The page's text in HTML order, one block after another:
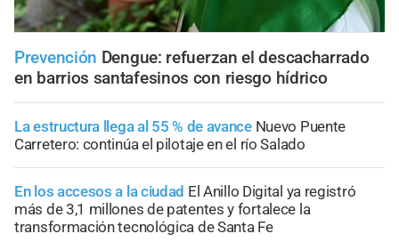
Prevención Dengue: refuerzan el descacharrado
en barrios santafesinos con riesgo hídrico
La estructura llega al 55 % de avance Nuevo Puente
Carretero: continúa el pilotaje en el río Salado
En los accesos a la ciudad El Anillo Digital ya registró
más de 3,1 millones de patentes y fortalece la
transformación tecnológica de Santa Fe